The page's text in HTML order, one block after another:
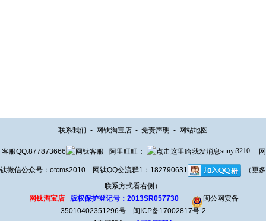
联系我们 - 网钛淘宝店 - 免责声明 - 网站地图
客服QQ:877873666 阿里旺旺： sunyi3210 网
钛微信公众号：otcms2010 网钛QQ交流群1：182790631
（更多
联系方式看右侧）
网钛淘宝店
版权保护登记号：2013SR057730
闽公网安备
35010402351296号
闽ICP备17002817号-2